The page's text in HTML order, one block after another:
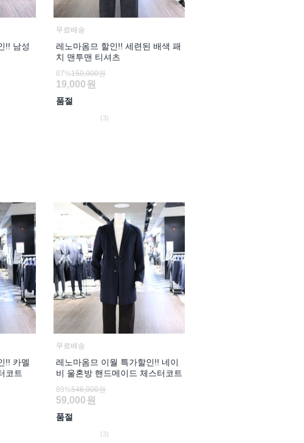
!! 남성
무료배송
레노마옴므 할인!! 세련된 배색 패
치 맨투맨 티셔츠
87%150,000원
19,000 원
품절
(3)
!! 카멜
코트
무료배송
레노마옴므 이월 특가할인!! 네이
비 울혼방 핸드메이드 체스터코트
89%546,000원
59,000 원
품절
(3)